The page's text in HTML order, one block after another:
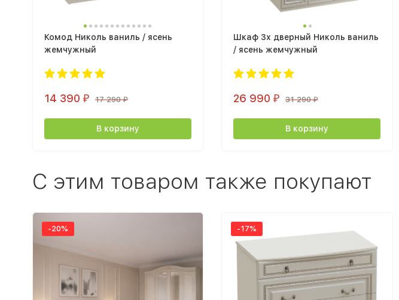
Комод Николь ваниль / ясень
жемчужный
14 390 ₽ 17 290₽
В корзину
Шкаф 3х дверный Николь ваниль
/ ясень жемчужный
26 990₽ 31 290₽
В корзину
C этим товаром также покупают
-20% -17%